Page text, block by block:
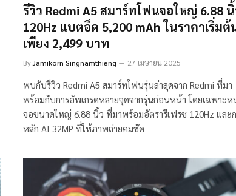
รีวิว Redmi A5 สมาร์ทโฟนจอใหญ่ 6.88
120Hz แบตอึด 5,200 mAh ในราคาเริ่มต้
เพียง 2,499 บาท
ByJamikorn Singnamthieng 27 เมษายน 2025
พบกับรีวิว Redmi A5 สมาร์ทโฟนรุ่นล่าสุดจาก Redmi ที่มา
พร้อมกับการอัพเกรดหลายจุดจากรุ่นก่อนหน้า โดยเฉพาะห
จอขนาดใหญ่ 6.88 นิ้ว ที่มาพร้อมอัตรารีเฟรช 120Hz และ
หลัก AI 32MP ที่ให้ภาพถ่ายคมชัด